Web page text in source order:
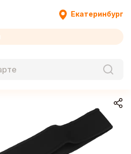
Екатеринбург